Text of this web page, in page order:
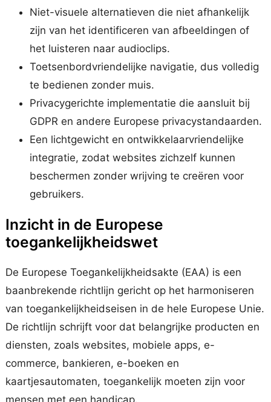
Niet-visuele alternatieven die niet afhankelijk
zijn van het identificeren van afbeeldingen of
het luisteren naar audioclips.
Toetsenbordvriendelijke navigatie, dus volledig
te bedienen zonder muis.
Privacygerichte implementatie die aansluit bij
GDPR en andere Europese privacystandaarden.
Een lichtgewicht en ontwikkelaarvriendelijke
integratie, zodat websites zichzelf kunnen
beschermen zonder wrijving te creëren voor
gebruikers.
Inzicht in de Europese
toegankelijkheidswet
De Europese Toegankelijkheidsakte (EAA) is een
baanbrekende richtlijn gericht op het harmoniseren
van toegankelijkheidseisen in de hele Europese Unie.
De richtlijn schrijft voor dat belangrijke producten en
diensten, zoals websites, mobiele apps, e-
commerce, bankieren, e-boeken en
kaartjesautomaten, toegankelijk moeten zijn voor